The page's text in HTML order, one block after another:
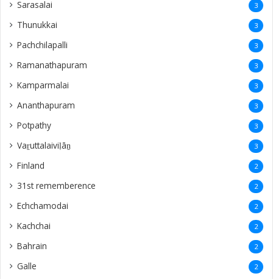
Sarasalai 3
Thunukkai 3
Pachchilapalli 3
Ramanathapuram 3
Kamparmalai 3
Ananthapuram 3
‎Potpathy 3
Vaṟuttalaiviḷāṉ 3
Finland 2
31st rememberence 2
Echchamodai 2
Kachchai 2
Bahrain 2
Galle 2